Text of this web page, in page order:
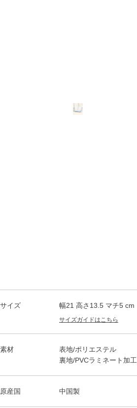
サイズ 幅21 高さ13.5 マチ5 cm
サイズガイドはこちら
素材
表地/ポリエステル
裏地/PVCラミネート加工
原産国 中国製